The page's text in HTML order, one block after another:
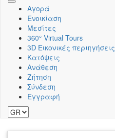
Toggle
navigation
Αγορά
Ενοικίαση
Μεσίτες
360° Virtual Tours
3D Εικονικές περιηγήσεις
Κατόψεις
Ανάθεση
Ζήτηση
Σύνδεση
Εγγραφή